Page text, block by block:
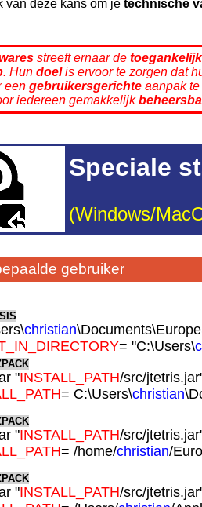
van deze kans om je technische
streeft ernaar de
. Hun doelis ervoor te zorgen dat
een gebruikersgerichte aanpak
iedereen gemakkelijk
Speciale
(Windows/
gebruiker
christian
= "C:\Users\
"INSTALL_PATH/src/
= C:\Users\christian
"INSTALL_PATH/src/
= /home/christian/
"INSTALL_PATH/src/